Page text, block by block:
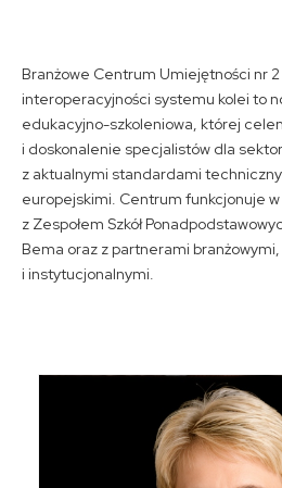
Branżowe Centrum Umiejętności nr
interoperacyjności systemu kolei to
edukacyjno-szkoleniowa, której
i doskonalenie specjalistów dla
z aktualnymi standardami
europejskimi. Centrum funkcjonuje w
z Zespołem Szkół
Bema oraz z partnerami
i instytucjonalnymi.